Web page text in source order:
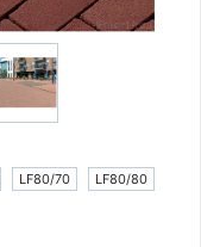
LF80/70
LF80/80